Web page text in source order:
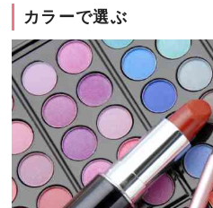
カラーで選ぶ